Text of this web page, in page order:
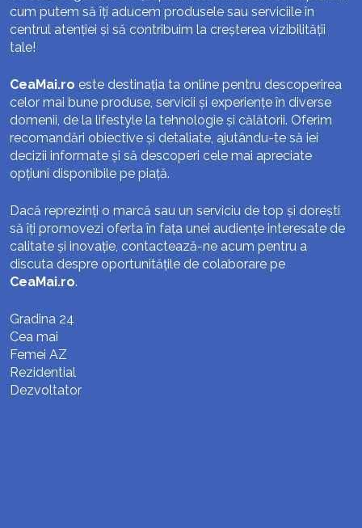
cum putem să îți aducem produsele sau serviciile în
centrul atenției și să contribuim la creșterea vizibilității
tale!
CeaMai.ro este destinația ta online pentru descoperirea
celor mai bune produse, servicii și experiențe în diverse
domenii, de la lifestyle la tehnologie și călătorii. Oferim
recomandări obiective și detaliate, ajutându-te să iei
decizii informate și să descoperi cele mai apreciate
opțiuni disponibile pe piață.
Dacă reprezinți o marcă sau un serviciu de top și dorești
să îți promovezi oferta în fața unei audiențe interesate de
calitate și inovație, contactează-ne acum pentru a
discuta despre oportunitățile de colaborare pe
CeaMai.ro.
Gradina 24
Cea mai
Femei AZ
Rezidential
Dezvoltator